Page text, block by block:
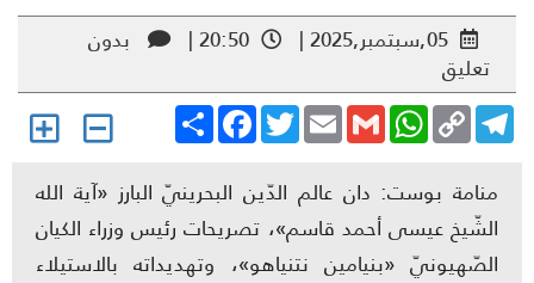
05,سبتمبر,2025 | 20:50 |
بدون
تعليق
Share
FacebookTwitterEmailGmail
WhatsAppCopy
Link
منامة بوست: دان عالم الدّين البحرينيّ البارز «آية الله
الشّيخ عيسى أحمد قاسم»، تصريحات رئيس وزراء الكيان
الصّهيونيّ «بنيامين نتنياهو»، وتهديداته بالاستيلاء